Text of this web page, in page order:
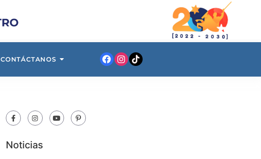
CONTÁCTANOS
Noticias